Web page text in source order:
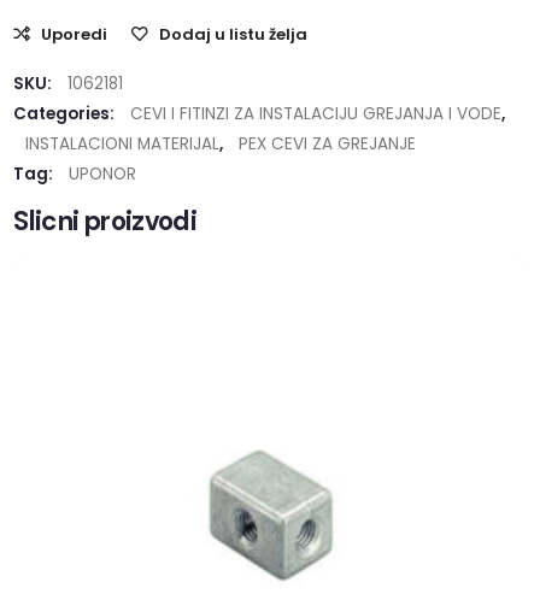
Uporedi Dodaj u listu želja
SKU:
1062181
Categories:
CEVI I FITINZI ZA INSTALACIJU GREJANJA I VODE,
INSTALACIONI MATERIJAL,
PEX CEVI ZA GREJANJE
Tag:
UPONOR
Slicni proizvodi